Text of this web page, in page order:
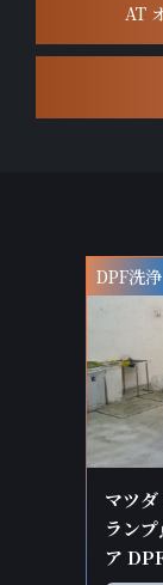
AT
DPF洗浄
マツ
ラン
ア